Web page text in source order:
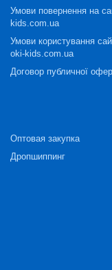
Умови повернення на
kids.com.ua
Умови користування
oki-kids.com.ua
Договор публичної
Оптовая закупка
Дропшиппинг